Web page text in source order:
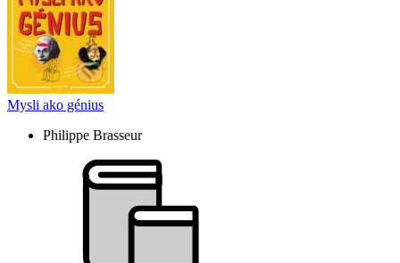
Mysli ako génius
Philippe Brasseur